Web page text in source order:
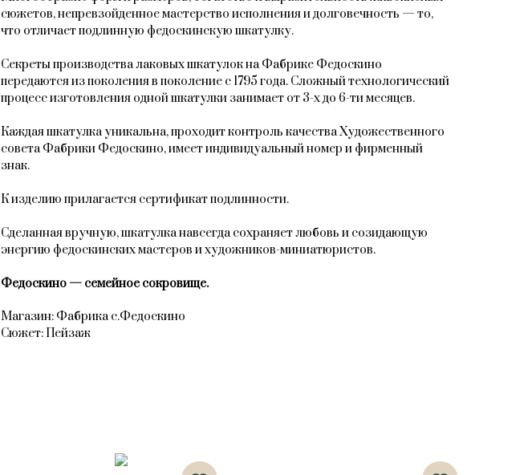
сюжетов, непревзойденное мастерство исполнения и долговечность — то,
что отличает подлинную федоскинскую шкатулку.
Секреты производства лаковых шкатулок на Фабрике Федоскино
передаются из поколения в поколение с 1795 года. Сложный технологический
процесс изготовления одной шкатулки занимает от 3-х до 6-ти месяцев.
Каждая шкатулка уникальна, проходит контроль качества Художественного
совета Фабрики Федоскино, имеет индивидуальный номер и фирменный
знак.
К изделию прилагается сертификат подлинности.
Сделанная вручную, шкатулка навсегда сохраняет любовь и созидающую
энергию федоскинских мастеров и художников-миниатюристов.
Федоскино — семейное сокровище.
Магазин: Фабрика с.Федоскино
Сюжет: Пейзаж